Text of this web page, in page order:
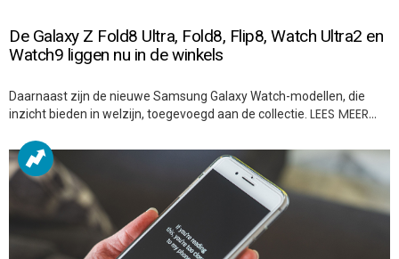
De Galaxy Z Fold8 Ultra, Fold8, Flip8, Watch Ultra2 en
Watch9 liggen nu in de winkels
Daarnaast zijn de nieuwe Samsung Galaxy Watch-modellen, die
inzicht bieden in welzijn, toegevoegd aan de collectie. LEES MEER…